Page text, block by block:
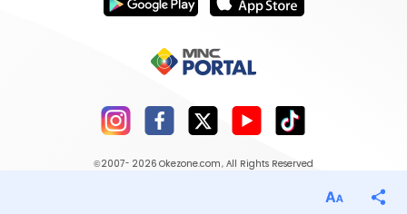
©2007- 2026 Okezone.com , All Rights Reserved